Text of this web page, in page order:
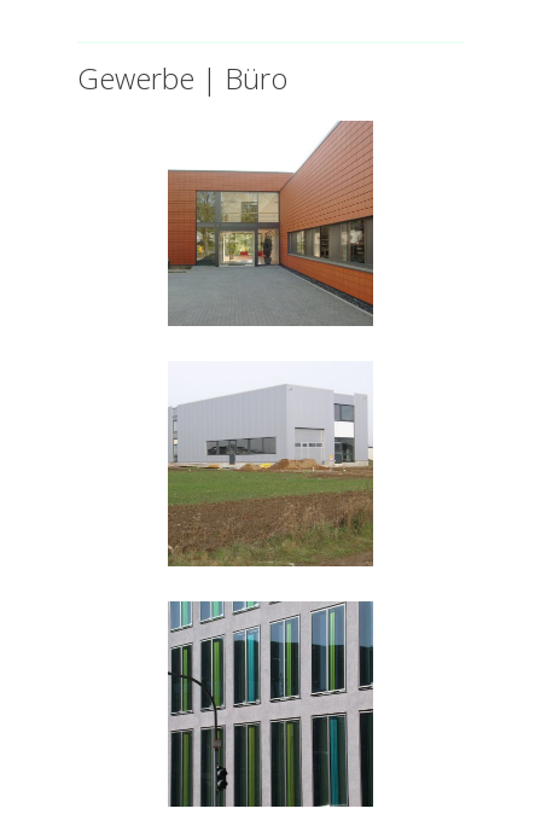
Gewerbe | Büro